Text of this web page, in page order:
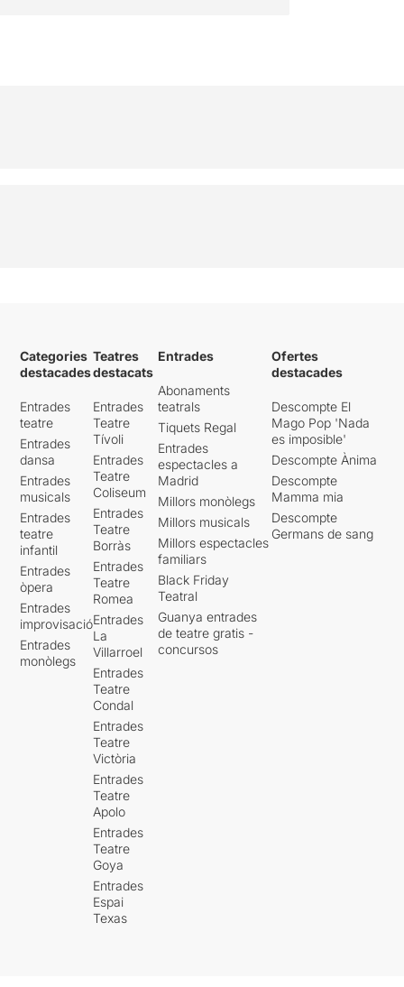
Categories
destacades
Entrades
teatre
Entrades
dansa
Entrades
musicals
Entrades
teatre
infantil
Entrades
òpera
Entrades
improvisació
Entrades
monòlegs
Teatres
destacats
Entrades
Teatre
Tívoli
Entrades
Teatre
Coliseum
Entrades
Teatre
Borràs
Entrades
Teatre
Romea
Entrades
La
Villarroel
Entrades
Teatre
Condal
Entrades
Teatre
Victòria
Entrades
Teatre
Apolo
Entrades
Teatre
Goya
Entrades
Espai
Texas
Entrades
Abonaments
teatrals
Tiquets Regal
Entrades
espectacles a
Madrid
Millors monòlegs
Millors musicals
Millors espectacles
familiars
Black Friday
Teatral
Guanya entrades
de teatre gratis -
concursos
Ofertes
destacades
Descompte El
Mago Pop 'Nada
es imposible'
Descompte Ànima
Descompte
Mamma mia
Descompte
Germans de sang